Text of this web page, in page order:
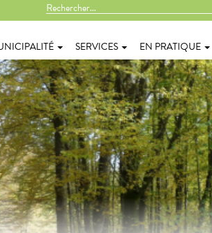
SERVICES EN PRATIQUE